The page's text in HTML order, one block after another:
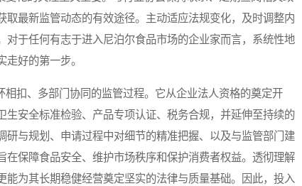
最新监管动态的有效途径。主动适应法规变化，及时调整内
于任何有志于进入尼泊尔食品市场的企业家而言，系统性地
好的第一步。
扣、多部门协同的监管过程。它从企业法人资格的奠定开
安全标准检验、产品专项认证、税务合规，并延伸至持续的
与规划、申请过程中对细节的精准把握、以及与监管部门建
保障食品安全、维护市场秩序和保护消费者权益。透彻理解
为其长期稳健经营奠定坚实的法律与质量基础。因此，投入